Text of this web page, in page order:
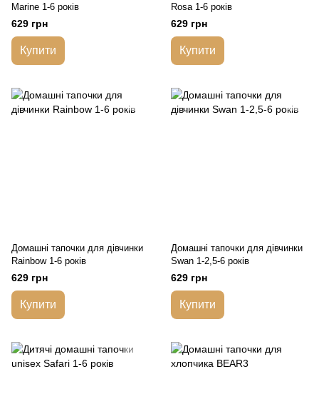
Marine 1-6 років
629 грн
Купити
Rosa 1-6 років
629 грн
Купити
Домашні тапочки для дівчинки
Rainbow 1-6 років
629 грн
Купити
Домашні тапочки для дівчинки
Swan 1-2,5-6 років
629 грн
Купити